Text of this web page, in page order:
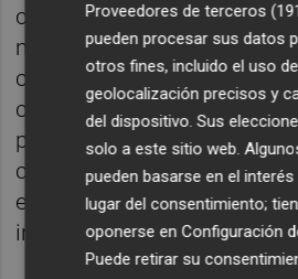
consultadas por este
mayoritario,Coordinadora
comienzan sus
conciliador. Pero cuando se
posición de la parte
críticas a los sindicatos el
endurece y aparecen las
irreconciliables... en
Proveedores de terceros
pueden procesar sus datos
otros fines, incluido el uso
geolocalización precisos y
del dispositivo. Sus
solo a este sitio web.
pueden basarse en el
lugar del consentimiento;
oponerse enConfiguración
Puede retirar su